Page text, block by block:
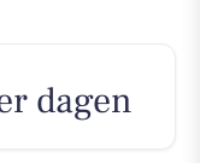
dagen